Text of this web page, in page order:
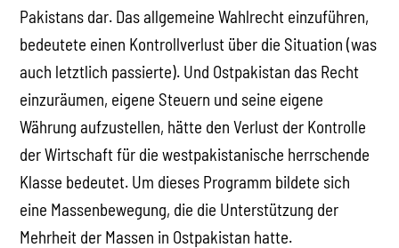
Pakistans dar. Das allgemeine Wahlrecht einzuführen,
bedeutete einen Kontrollverlust über die Situation (was
auch letztlich passierte). Und Ostpakistan das Recht
einzuräumen, eigene Steuern und seine eigene
Währung aufzustellen, hätte den Verlust der Kontrolle
der Wirtschaft für die westpakistanische herrschende
Klasse bedeutet. Um dieses Programm bildete sich
eine Massenbewegung, die die Unterstützung der
Mehrheit der Massen in Ostpakistan hatte.